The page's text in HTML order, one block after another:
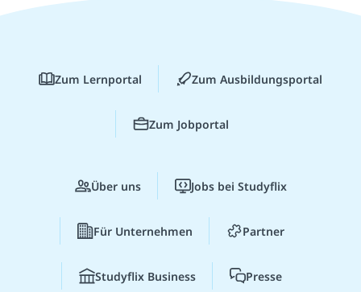
Zum Lernportal Zum Ausbildungsportal
Zum Jobportal
Über uns Jobs bei Studyflix
Für Unternehmen Partner
Studyflix Business Presse